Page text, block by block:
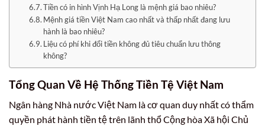
Tiền có in hình Vịnh Hạ Long là mệnh giá bao nhiêu?
Mệnh giá tiền Việt Nam cao nhất và thấp nhất đang lưu
hành là bao nhiêu?
Liệu có phí khi đổi tiền không đủ tiêu chuẩn lưu thông
không?
Tổng Quan Về Hệ Thống Tiền Tệ Việt Nam
Ngân hàng Nhà nước Việt Nam là cơ quan duy nhất có thẩm
quyền phát hành tiền tệ trên lãnh thổ Cộng hòa Xã hội Chủ